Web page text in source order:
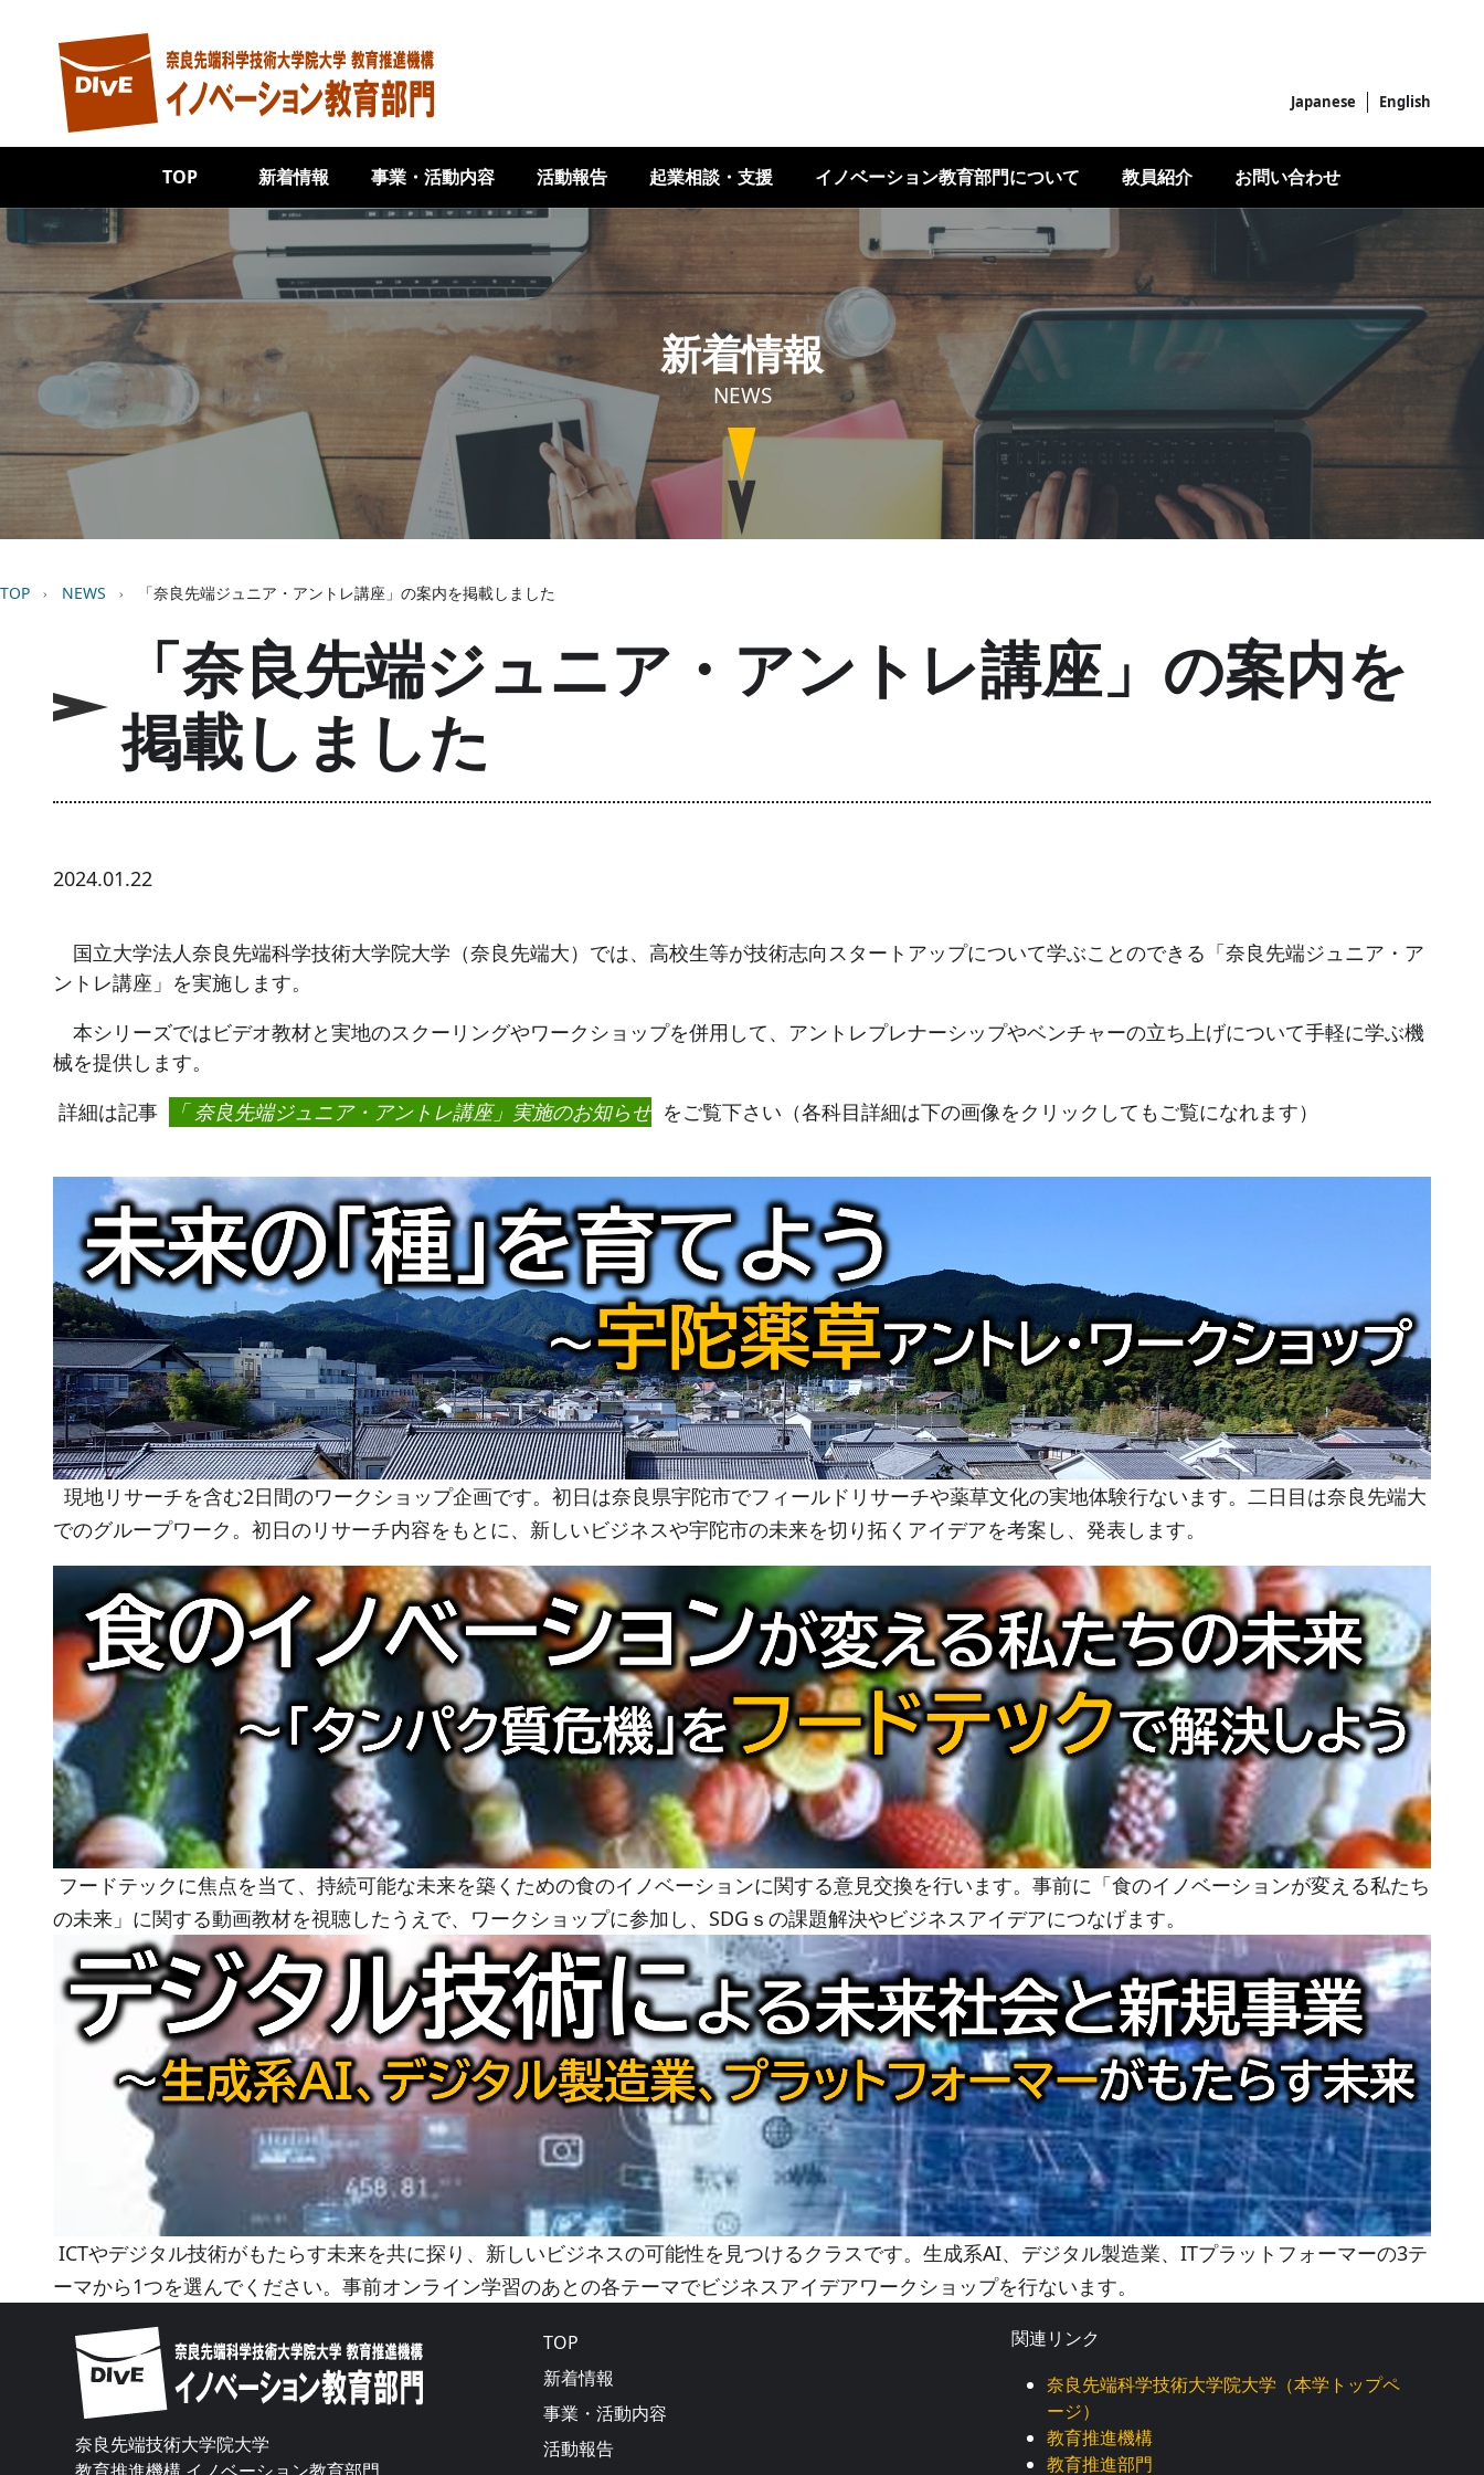
Japanese English
Main navigation
TOP 新着情報 事業・活動内容 活動報告 起業相談・支援 イノベーション教育部門について 教員紹介 お問い合わせ
新着情報
NEWS
Image
パンくず
TOP NEWS 「奈良先端ジュニア・アントレ講座」の案内を掲載しました
「奈良先端ジュニア・アントレ講座」の案内を
掲載しました
2024.01.22
国立大学法人奈良先端科学技術大学院大学（奈良先端大）では、高校生等が技術志向スタートアップについて学ぶことのできる「奈良先端ジュニア・ア
ントレ講座」を実施します。
本シリーズではビデオ教材と実地のスクーリングやワークショップを併用して、アントレプレナーシップやベンチャーの立ち上げについて手軽に学ぶ機
械を提供します。
詳細は記事
「 奈良先端ジュニア・アントレ講座」実施のお知らせ をご覧下さい（各科目詳細は下の画像をクリックしてもご覧になれます）
現地リサーチを含む2日間のワークショップ企画です。初日は奈良県宇陀市でフィールドリサーチや薬草文化の実地体験行ないます。二日目は奈良先端大
でのグループワーク。初日のリサーチ内容をもとに、新しいビジネスや宇陀市の未来を切り拓くアイデアを考案し、発表します。
フードテックに焦点を当て、持続可能な未来を築くための食のイノベーションに関する意見交換を行います。事前に「食のイノベーションが変える私たち
の未来」に関する動画教材を視聴したうえで、ワークショップに参加し、SDGｓの課題解決やビジネスアイデアにつなげます。
ICTやデジタル技術がもたらす未来を共に探り、新しいビジネスの可能性を見つけるクラスです。生成系AI、デジタル製造業、ITプラットフォーマーの3テ
ーマから1つを選んでください。事前オンライン学習のあとの各テーマでビジネスアイデアワークショップを行ないます。
Image
奈良先端技術大学院大学
Main navigation
TOP
新着情報
事業・活動内容
活動報告
関連リンク
奈良先端科学技術大学院大学（本学トップペ
ージ）
教育推進機構
教育推進部門